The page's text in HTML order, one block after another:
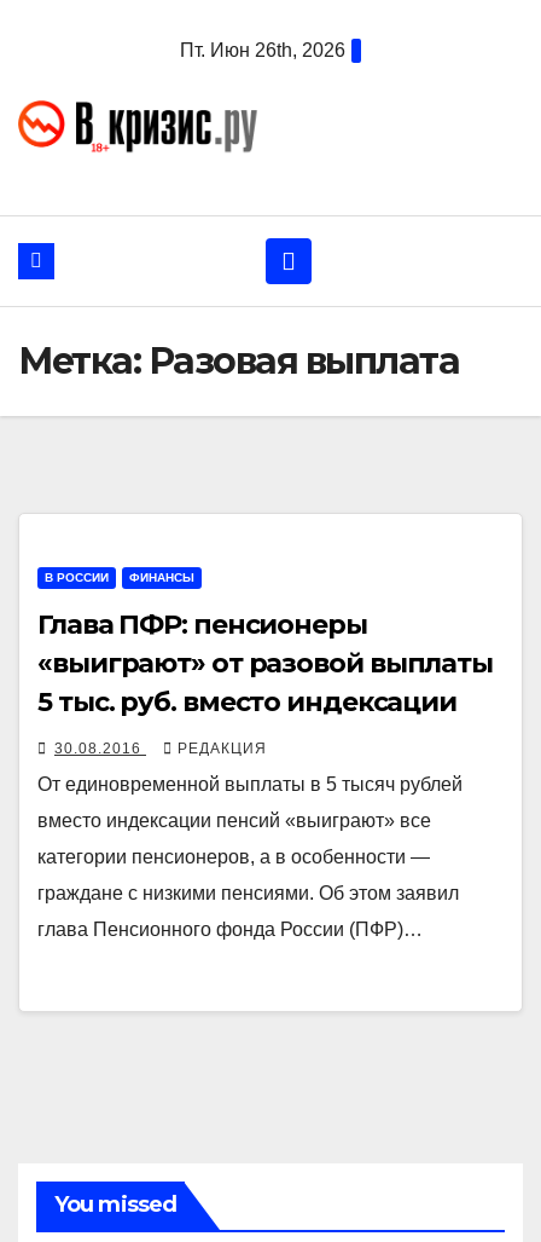
Пт. Июн 26th, 2026
Метка: Разовая выплата
В РОССИИ ФИНАНСЫ
Глава ПФР: пенсионеры
«выиграют» от разовой выплаты
5 тыс. руб. вместо индексации
30.08.2016 РЕДАКЦИЯ
От единовременной выплаты в 5 тысяч рублей
вместо индексации пенсий «выиграют» все
категории пенсионеров, а в особенности —
граждане с низкими пенсиями. Об этом заявил
глава Пенсионного фонда России (ПФР)…
You missed